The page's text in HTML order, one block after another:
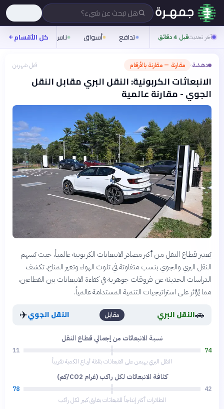
هل تبحث عن شيء؟
آخر تحديثقبل 4 دقائق تدافع أسواق ناس روح
كل الأقسام
دهشة› مقارنة — مقارنة بالأرقام قبل شهرين
الانبعاثات الكربونية: النقل البري مقابل النقل
الجوي - مقارنة عالمية
يُعتبر قطاع النقل من أكبر مصادر الانبعاثات الكربونية عالمياً، حيث يُسهم
النقل البري والجوي بنسب متفاوتة في تلوث الهواء وتغير المناخ. تكشف
الدراسات الحديثة عن فروقات جوهرية في كفاءة الانبعاثات بين القطاعين،
مما يُؤثر على استراتيجيات التنمية المستدامة عالمياً.
🚗النقل البري مقابل النقل الجوي✈️
نسبة الانبعاثات من إجمالي قطاع النقل
74
11
النقل البري يهيمن على الانبعاثات بثلاثة أرباع الكمية تقريباً
كثافة الانبعاثات لكل راكب (غرام CO2/كم)
42
78
الطائرات أكثر إنتاجاً للانبعاثات بفارق كبير لكل راكب